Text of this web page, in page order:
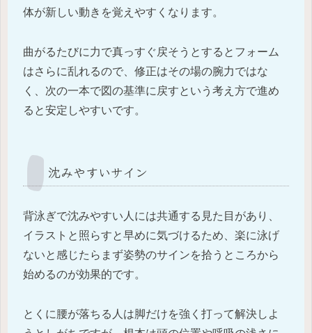
体が新しい動きを覚えやすくなります。
曲がるたびに力で真っすぐ戻そうとするとフォーム
はさらに乱れるので、修正はその場の腕力ではな
く、次の一本で図の基準に戻すという考え方で進め
ると安定しやすいです。
沈みやすいサイン
背泳ぎで沈みやすい人には共通する見た目があり、
イラストと照らすと早めに気づけるため、楽に泳げ
ないと感じたらまず姿勢のサインを拾うところから
始めるのが効果的です。
とくに腰が落ちる人は脚だけを強く打って解決しよ